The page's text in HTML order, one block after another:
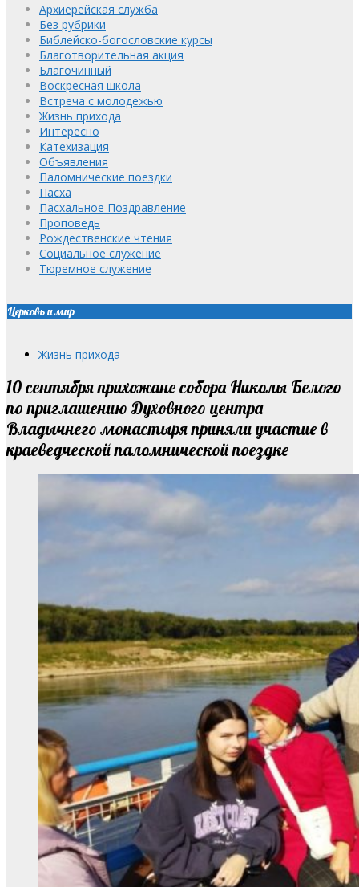
Архиерейская служба
Без рубрики
Библейско-богословские курсы
Благотворительная акция
Благочинный
Воскресная школа
Встреча с молодежью
Жизнь прихода
Интересно
Катехизация
Объявления
Паломнические поездки
Пасха
Пасхальное Поздравление
Проповедь
Рождественские чтения
Социальное служение
Тюремное служение
Церковь и мир
Жизнь прихода
10 сентября прихожане собора Николы Белого
по приглашению Духовного центра
Владычнего монастыря приняли участие в
краеведческой паломнической поездке